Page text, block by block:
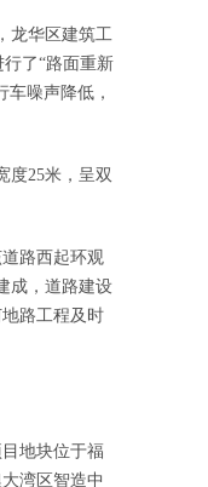
龙华区建筑工
了“路面重新
噪声降低，
度25米，呈双
路西起环观
成，道路建设
路工程及时
地块位于福
湾区智造中